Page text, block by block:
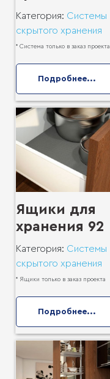
Категория: Системы
скрытого хранения
* Система только в заказ проекта
Подробнее...
Ящики для
хранения 92
Категория: Системы
скрытого хранения
* Ящики только в заказ проекта
Подробнее...